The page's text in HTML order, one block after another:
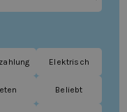
Elektrisch
Beliebt